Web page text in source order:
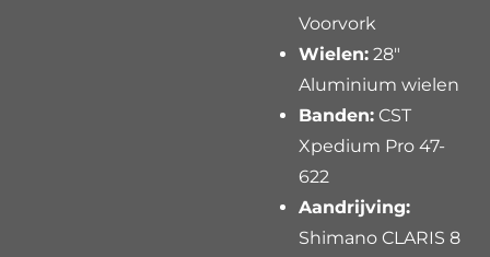
Voorvork
Wielen: 28"
Aluminium wielen
Banden: CST
Xpedium Pro 47-
622
Aandrijving:
Shimano CLARIS 8